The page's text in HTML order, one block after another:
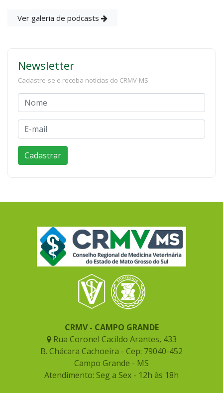
Ver galeria de podcasts
Newsletter
Cadastre-se e receba notícias do CRMV-MS
CRMV - CAMPO GRANDE
Rua Coronel Cacildo Arantes, 433
B. Chácara Cachoeira - Cep: 79040-452
Campo Grande - MS
Atendimento: Seg a Sex - 12h às 18h